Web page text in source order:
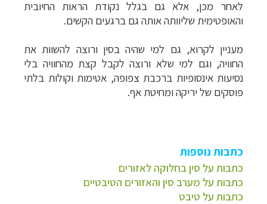
לאחר מכן, אלא גם בגלל נקודת הראות החיובית
והאופטימית שליוותה אותה גם ברגעים הקשים.
מעניין לקרוא, גם למי שהיה בסין ורוצה להשוות את
החוויה, וגם למי שלא ורוצה לקבל קצת מהחוויה בלי
נסיעות אינסופיות ברכבת צפופה, אטימות וקולות בלתי
פוסקים של יריקה ומחיטת אף.
כתבות נוספות
כתבות על סין בחלוקה לאזורים
כתבות על מערב סין והאזורים הטיבטיים
כתבות על טיבט